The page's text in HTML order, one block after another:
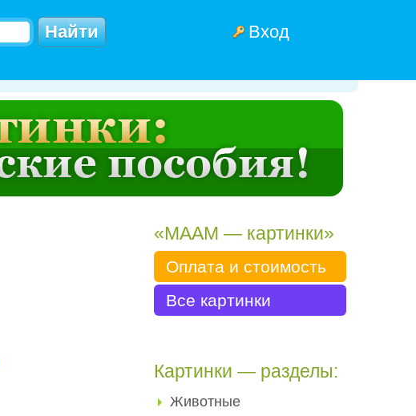
Вход
«МААМ — картинки»
Оплата и стоимость
Все картинки
Картинки — разделы:
Животные